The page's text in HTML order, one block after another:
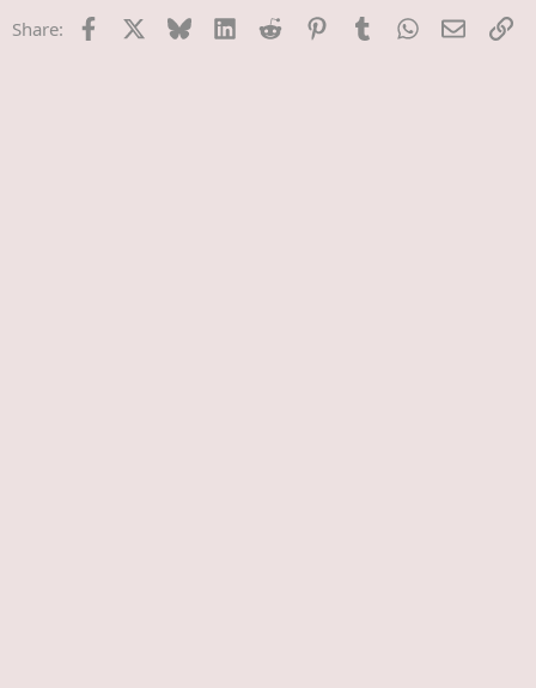
o
Share: Facebook Bluesky LinkedInReddit PinterestTumblrWhatsApp
E-Mail